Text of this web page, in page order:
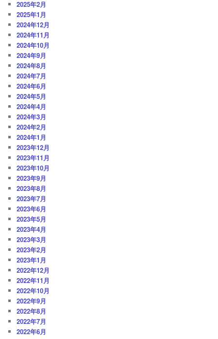
2025年2月
2025年1月
2024年12月
2024年11月
2024年10月
2024年9月
2024年8月
2024年7月
2024年6月
2024年5月
2024年4月
2024年3月
2024年2月
2024年1月
2023年12月
2023年11月
2023年10月
2023年9月
2023年8月
2023年7月
2023年6月
2023年5月
2023年4月
2023年3月
2023年2月
2023年1月
2022年12月
2022年11月
2022年10月
2022年9月
2022年8月
2022年7月
2022年6月